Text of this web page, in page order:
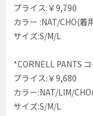
プライス:￥9,790
カラー :NAT/CHO(着
サイズ:S/M/L
*CORNELL PANTS
プライス:￥9,680
カラー:NAT/LIM/
サイズ:S/M/L